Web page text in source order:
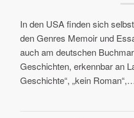
In den USA finden sich
den Genres Memoir und
auch am deutschen
Geschichten, erkennbar an
Geschichte“, „kein